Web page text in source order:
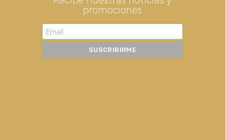
promociones